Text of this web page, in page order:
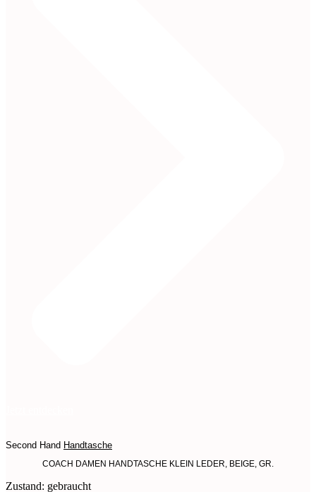
Second Hand Handtasche
COACH DAMEN HANDTASCHE KLEIN LEDER, BEIGE, GR.
Zustand: gebraucht